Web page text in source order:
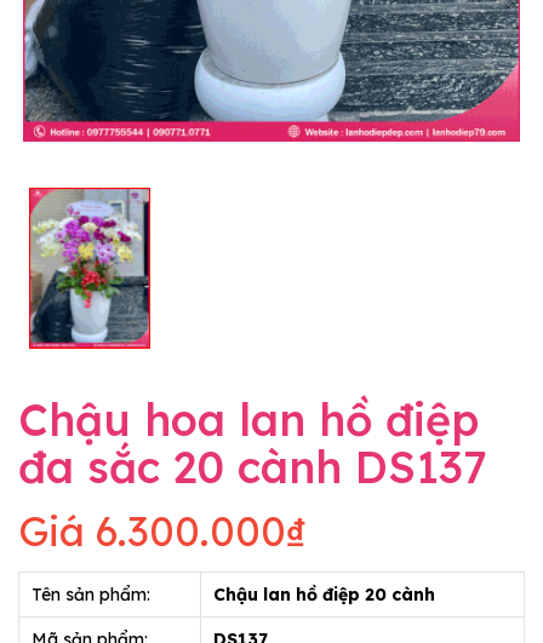
Chậu hoa lan hồ điệp
đa sắc 20 cành DS137
Giá 6.300.000₫
Tên sản phẩm: Chậu lan hồ điệp 20 cành